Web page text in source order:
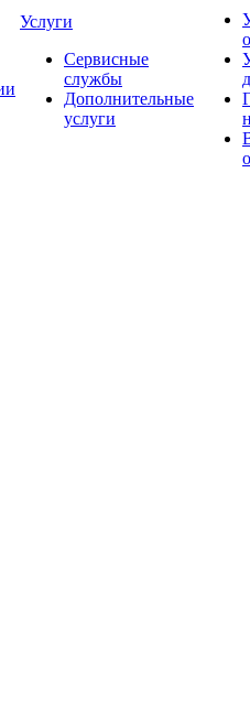
Услуги
Сервисные
службы
Дополнительные
услуги